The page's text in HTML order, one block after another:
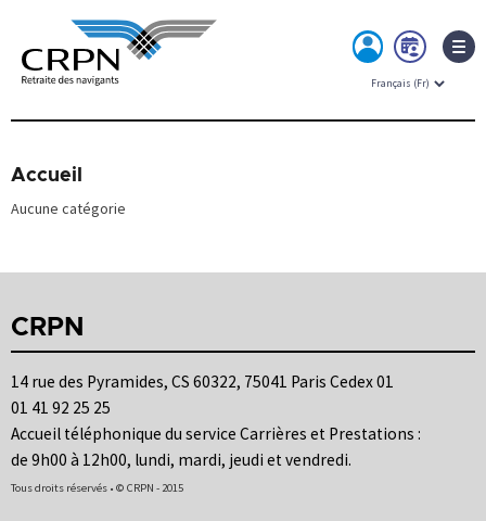
Skip
MON
ESPACERDV
Accueil
Aucune catégorie
CRPN
14 rue des Pyramides, CS 60322, 75041 Paris Cedex 01
01 41 92 25 25
Accueil téléphonique du service Carrières et Prestations :
de 9h00 à 12h00, lundi, mardi, jeudi et vendredi.
Tous droits réservés • © CRPN - 2015